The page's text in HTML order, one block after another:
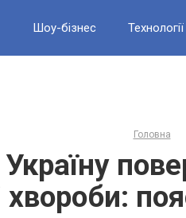
Шоу-бізнес Технології
Головна
хвороби: